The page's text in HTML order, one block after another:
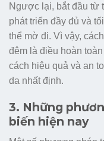
Ngược lại, bắt đầu từ
phát triển đầy đủ và
thể mờ đi. Vì vậy,
đêm là điều hoàn
cách hiệu quả và an
da nhất định.
3. Những
biến hiện nay